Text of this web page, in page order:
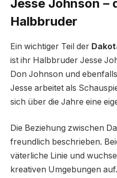
Jesse Johnson –
Halbbruder
Ein wichtiger Teil der
ist ihr Halbbruder Jesse
Don Johnson und
Jesse arbeitet als
sich über die Jahre eine
Die Beziehung zwischen
freundlich beschrieben.
väterliche Linie und
kreativen Umgebungen